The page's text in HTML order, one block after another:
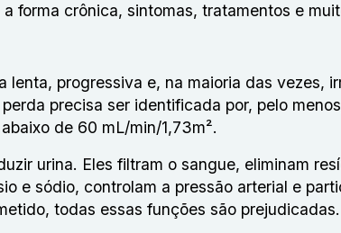
forma crônica, sintomas, tratamentos e
lenta, progressiva e, na maioria das vezes,
precisa ser identificada por, pelo
de 60 mL/min/1,73m².
urina. Eles filtram o sangue, eliminam
e sódio, controlam a pressão arterial e
todas essas funções são prejudicadas.